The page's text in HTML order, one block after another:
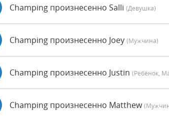
Champing произнесенно Salli (девушка)
Champing произнесенно Joey (мужчина)
Champing произнесенно Justin (Ребёнок,
Champing произнесенно Matthew